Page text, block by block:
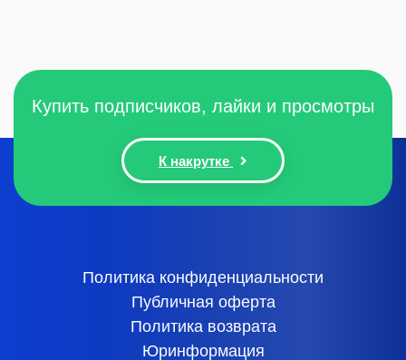
Купить подписчиков, лайки и просмотры
К накрутке
Политика конфиденциальности
Публичная оферта
Политика возврата
Юринформация